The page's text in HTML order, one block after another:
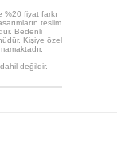
%20 fiyat farkı
teslim
Bedenli
Kişiye özel
değildir.